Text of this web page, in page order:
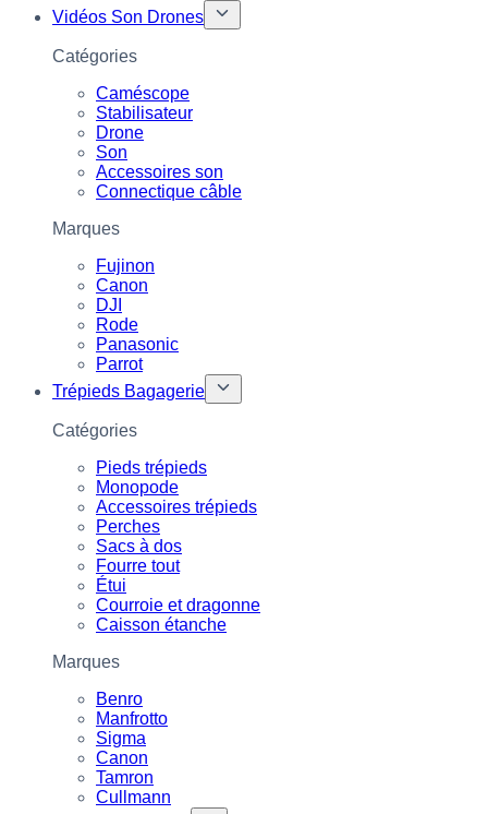
Vidéos Son Drones
Catégories
Caméscope
Stabilisateur
Drone
Son
Accessoires son
Connectique câble
Marques
Fujinon
Canon
DJI
Rode
Panasonic
Parrot
Trépieds Bagagerie
Catégories
Pieds trépieds
Monopode
Accessoires trépieds
Perches
Sacs à dos
Fourre tout
Étui
Courroie et dragonne
Caisson étanche
Marques
Benro
Manfrotto
Sigma
Canon
Tamron
Cullmann